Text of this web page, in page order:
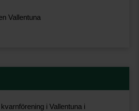
Vallentuna
i Vallentuna i